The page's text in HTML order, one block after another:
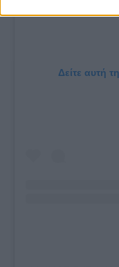
Δείτε αυτή